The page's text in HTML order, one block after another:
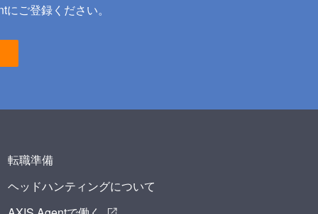
ご登録ください。
転職準備
ヘッドハンティングについて